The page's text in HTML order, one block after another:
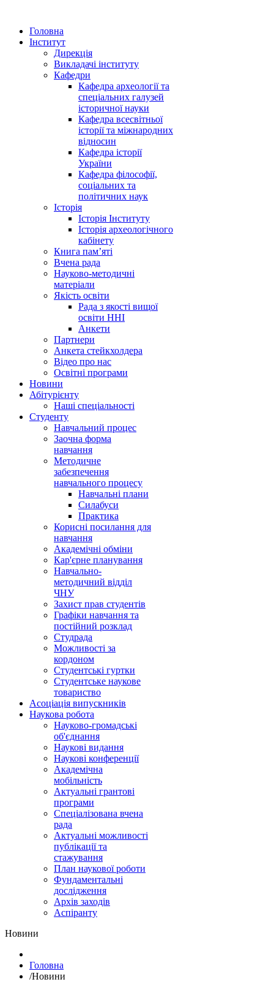
Головна
Інститут
Дирекція
Викладачі інституту
Кафедри
Кафедра археології та
спеціальних галузей
історичної науки
Кафедра всесвітньої
історії та міжнародних
відносин
Кафедра історії
України
Кафедра філософії,
соціальних та
політичних наук
Історія
Історія Інституту
Історія археологічного
кабінету
Книга памʼяті
Вчена рада
Науково-методичні
матеріали
Якість освіти
Рада з якості вищої
освіти ННІ
Анкети
Партнери
Анкета стейкхолдера
Відео про нас
Освітні програми
Hовини
Абітурієнту
Наші спеціальності
Студенту
Навчальний процес
Заочна форма
навчання
Методичне
забезпечення
навчального процесу
Навчальні плани
Силабуси
Практика
Корисні посилання для
навчання
Академічні обміни
Кар'єрне планування
Навчально-
методичний відділ
ЧНУ
Захист прав студентів
Графіки навчання та
постійний розклад
Студрада
Можливості за
кордоном
Студентські гуртки
Студентське наукове
товариство
Асоціація випускників
Наукова робота
Науково-громадські
об'єднання
Наукові видання
Наукові конференції
Академічна
мобільність
Актуальні грантові
програми
Спеціалізована вчена
рада
Актуальні можливості
публікації та
стажування
План наукової роботи
Фундаментальні
дослідження
Архів заходів
Аспіранту
Hовини
Головна
/Hовини